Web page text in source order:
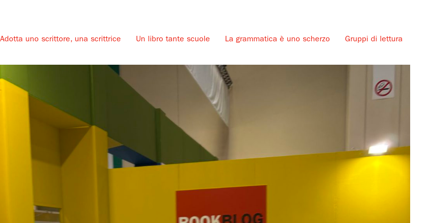
Adotta uno scrittore, una scrittrice Un libro tante scuole La grammatica è uno scherzo Gruppi di lettura